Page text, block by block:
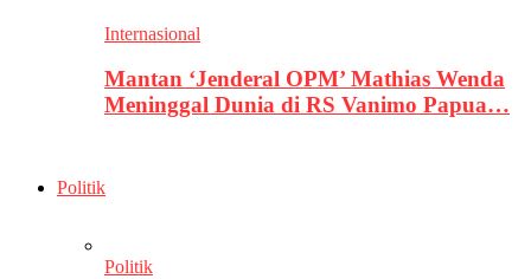
Internasional
Mantan ‘Jenderal OPM’ Mathias Wenda
Meninggal Dunia di RS Vanimo Papua…
Politik
Politik